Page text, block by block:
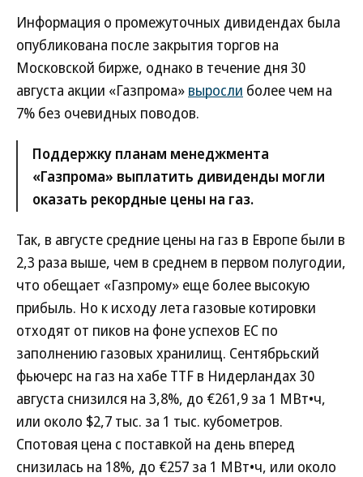
Информация о промежуточных дивидендах была
опубликована после закрытия торгов на
Московской бирже, однако в течение дня 30
августа акции «Газпрома» выросли более чем на
7% без очевидных поводов.
Поддержку планам менеджмента
«Газпрома» выплатить дивиденды могли
оказать рекордные цены на газ.
Так, в августе средние цены на газ в Европе были в
2,3 раза выше, чем в среднем в первом полугодии,
что обещает «Газпрому» еще более высокую
прибыль. Но к исходу лета газовые котировки
отходят от пиков на фоне успехов ЕС по
заполнению газовых хранилищ. Сентябрьский
фьючерс на газ на хабе TTF в Нидерландах 30
августа снизился на 3,8%, до €261,9 за 1 МВт•ч,
или около $2,7 тыс. за 1 тыс. кубометров.
Спотовая цена с поставкой на день вперед
снизилась на 18%, до €257 за 1 МВт•ч, или около